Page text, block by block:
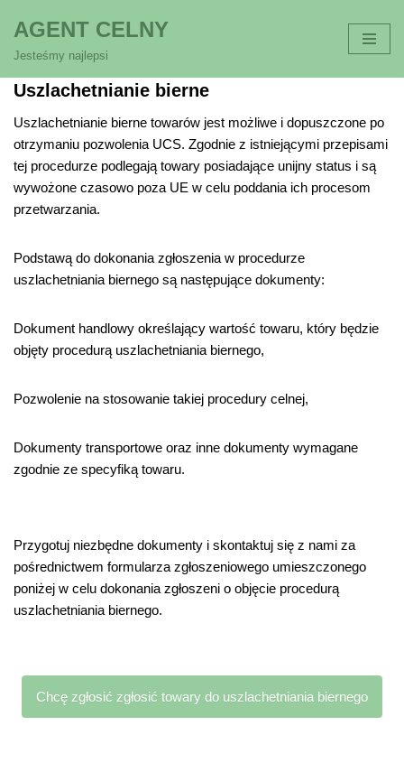
Przejdź
treści
AGENT CELNY
Jesteśmy najlepsi
Uszlachetnianie bierne
Uszlachetnianie bierne towarów jest możliwe i dopuszczone po
otrzymaniu pozwolenia UCS. Zgodnie z istniejącymi przepisami
tej procedurze podlegają towary posiadające unijny status i są
wywożone czasowo poza UE w celu poddania ich procesom
przetwarzania.
Podstawą do dokonania zgłoszenia w procedurze
uszlachetniania biernego są następujące dokumenty:
Dokument handlowy określający wartość towaru, który będzie
objęty procedurą uszlachetniania biernego,
Pozwolenie na stosowanie takiej procedury celnej,
Dokumenty transportowe oraz inne dokumenty wymagane
zgodnie ze specyfiką towaru.
Przygotuj niezbędne dokumenty i skontaktuj się z nami za
pośrednictwem formularza zgłoszeniowego umieszczonego
poniżej w celu dokonania zgłoszeni o objęcie procedurą
uszlachetniania biernego.
Chcę zgłosić zgłosić towary do uszlachetniania biernego